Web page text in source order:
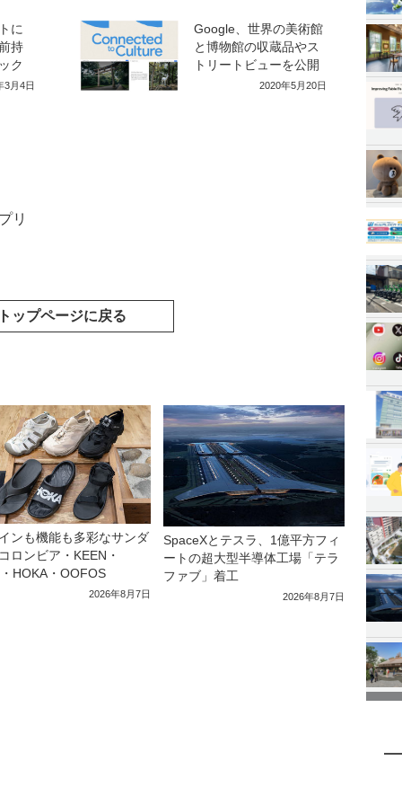
に
持
ク
3月4日
Google、世界の美術館
と博物館の収蔵品やス
トリートビューを公開
2020年5月20日
リ
ップページに戻る
ンも機能も多彩なサンダ
ンビア・KEEN・
HOKA・OOFOS
2026年8月7日
SpaceXとテスラ、1億平方フィ
ートの超大型半導体工場「テラ
ファブ」着工
2026年8月7日